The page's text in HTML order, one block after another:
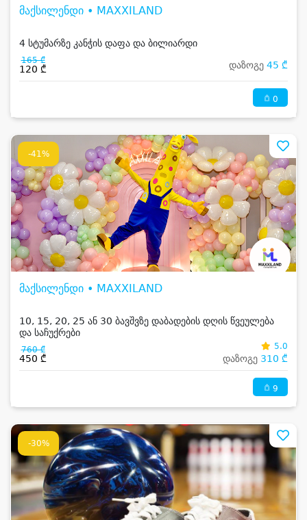
მაქსილენდი • MAXXILAND
4 სტუმარზე კანჭის დაფა და ბილიარდი
165 ₾
120 ₾ დაზოგე 45 ₾
0
-41%
მაქსილენდი • MAXXILAND
10, 15, 20, 25 ან 30 ბავშვზე დაბადების დღის წვეულება
და საჩუქრები
760 ₾
450 ₾
5.0
დაზოგე 310 ₾
9
-30%